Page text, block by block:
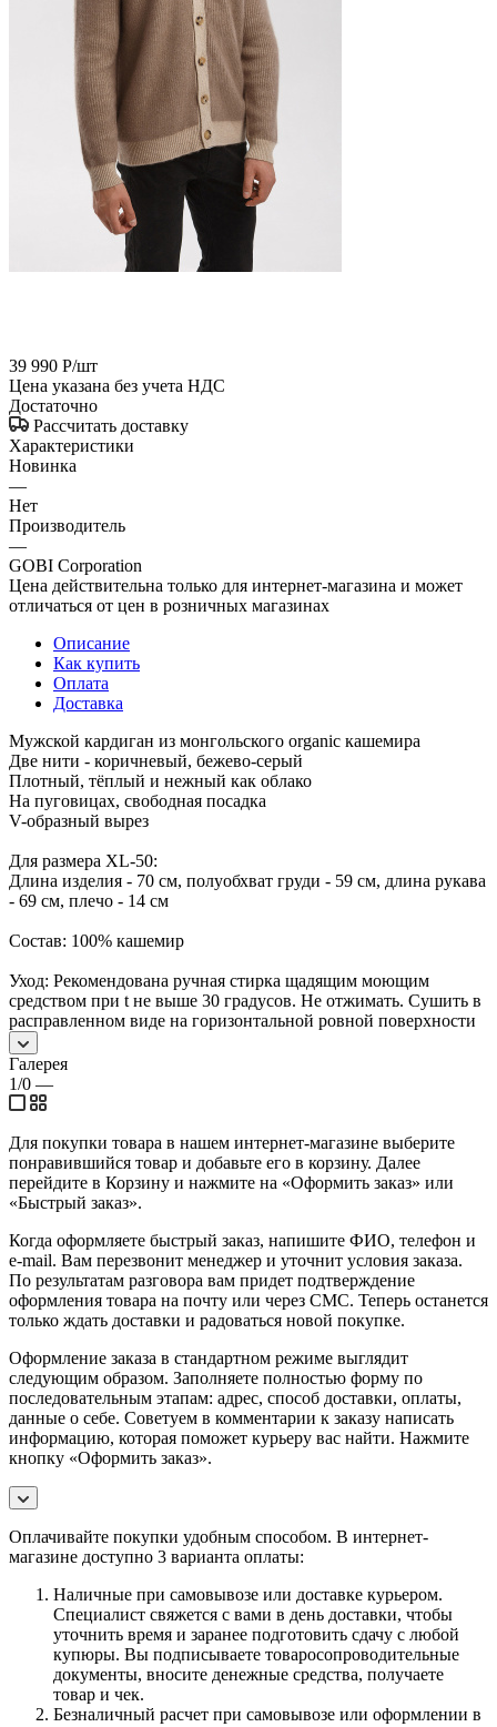
39 990 Р/шт
Цена указана без учета НДС
Достаточно
Рассчитать доставку
Характеристики
Новинка
—
Нет
Производитель
—
GOBI Corporation
Цена действительна только для интернет-магазина и может
отличаться от цен в розничных магазинах
Описание
Как купить
Оплата
Доставка
Мужской кардиган из монгольского organic кашемира
Две нити - коричневый, бежево-серый
Плотный, тёплый и нежный как облако
На пуговицах, свободная посадка
V-образный вырез
Для размера XL-50:
Длина изделия - 70 см, полуобхват груди - 59 см, длина рукава
- 69 см, плечо - 14 см
Состав: 100% кашемир
Уход: Рекомендована ручная стирка щадящим моющим
средством при t не выше 30 градусов. Не отжимать. Сушить в
расправленном виде на горизонтальной ровной поверхности
Галерея
1/0 —
Для покупки товара в нашем интернет-магазине выберите
понравившийся товар и добавьте его в корзину. Далее
перейдите в Корзину и нажмите на «Оформить заказ» или
«Быстрый заказ».
Когда оформляете быстрый заказ, напишите ФИО, телефон и
e-mail. Вам перезвонит менеджер и уточнит условия заказа.
По результатам разговора вам придет подтверждение
оформления товара на почту или через СМС. Теперь останется
только ждать доставки и радоваться новой покупке.
Оформление заказа в стандартном режиме выглядит
следующим образом. Заполняете полностью форму по
последовательным этапам: адрес, способ доставки, оплаты,
данные о себе. Советуем в комментарии к заказу написать
информацию, которая поможет курьеру вас найти. Нажмите
кнопку «Оформить заказ».
Оплачивайте покупки удобным способом. В интернет-
магазине доступно 3 варианта оплаты:
Наличные при самовывозе или доставке курьером.
Специалист свяжется с вами в день доставки, чтобы
уточнить время и заранее подготовить сдачу с любой
купюры. Вы подписываете товаросопроводительные
документы, вносите денежные средства, получаете
товар и чек.
Безналичный расчет при самовывозе или оформлении в